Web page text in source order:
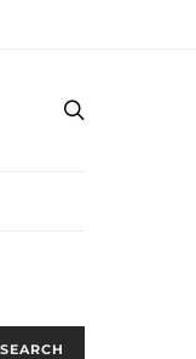
use up and
SEARCH